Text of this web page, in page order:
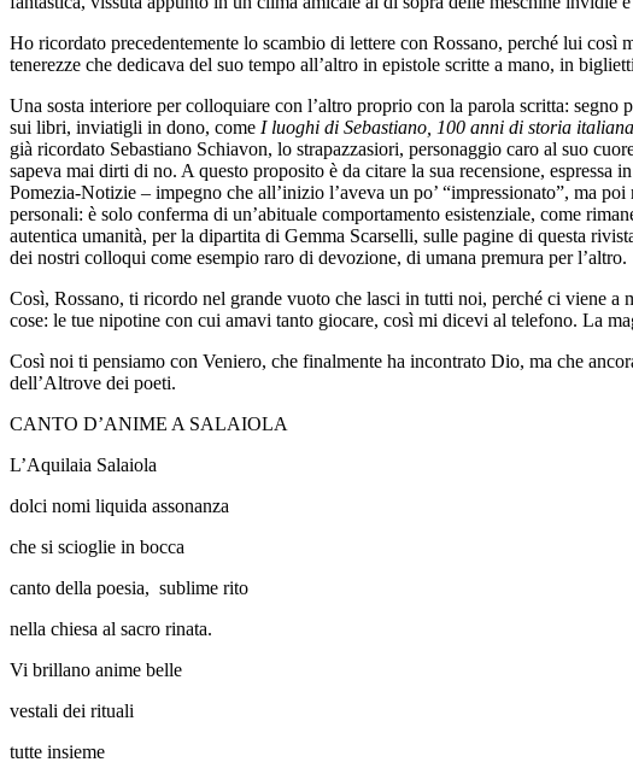
Ho ricordato precedentemente lo scambio di lettere con Rossano, perché lui così
tenerezze che dedicava del suo tempo all’altro in epistole scritte a mano, in
Una sosta interiore per colloquiare con l’altro proprio con la parola scritta:
sui libri, inviatigli in dono, come I luoghi di Sebastiano, 100 anni di storia italiana
già ricordato Sebastiano Schiavon, lo strapazzasiori, personaggio caro al suo
sapeva mai dirti di no. A questo proposito è da citare la sua recensione,
Pomezia-Notizie – impegno che all’inizio l’aveva un po’ “impressionato”, ma
personali: è solo conferma di un’abituale comportamento esistenziale, come
autentica umanità, per la dipartita di Gemma Scarselli, sulle pagine di questa
dei nostri colloqui come esempio raro di devozione, di umana premura per l’altro.
Così, Rossano, ti ricordo nel grande vuoto che lasci in tutti noi, perché ci viene
cose: le tue nipotine con cui amavi tanto giocare, così mi dicevi al telefono. La
Così noi ti pensiamo con Veniero, che finalmente ha incontrato Dio, ma che
dell’Altrove dei poeti.
CANTO D’ANIME A SALAIOLA
L’Aquilaia Salaiola
dolci nomi liquida assonanza
che si scioglie in bocca
canto della poesia, sublime rito
nella chiesa al sacro rinata.
Vi brillano anime belle
vestali dei rituali
tutte insieme